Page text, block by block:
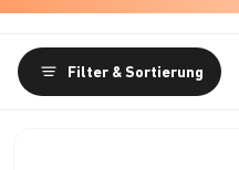
Filter & Sortierung